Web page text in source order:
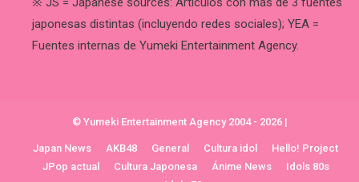
japonesas distintas (incluyendo redes sociales); YEA =
Fuentes internas de Yumeki Entertainment Agency.
© Yumeki Entertainment Agency 2004 - 2026 |
Japan News AKB48 General Cultura idol
Hello! Project
JPop actual
Cultura Japonesa Ánime News
Idols 80s